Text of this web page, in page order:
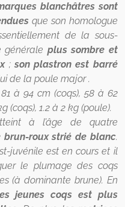
blanchâtres sont
que son homologue
de la sous-
générale plus sombre et
;son plastron est barré
de la poule major .
à 94 cm (coqs), 58 à 62
(coqs), 1.2 à 2 kg (poule).
à l’âge de quatre
brun-roux strié de blanc.
juvénile est en cours et il
le plumage des coqs
(à dominante brune). En
jeunes coqs est plus